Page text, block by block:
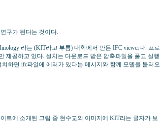
구가 된다는 것이다.
라는 (KIT라고 부름) 대학에서 만든 IFC viewer다. 프로
제공하고 있다. 설치는 다운로드 받은 압축파일을 풀고 실행
하면 ifc파일에 에러가 있다는 메시지와 함께 모델을 불러오
트에 소개된 그림 중 현수교의 이미지에 KIT라는 글자가 보